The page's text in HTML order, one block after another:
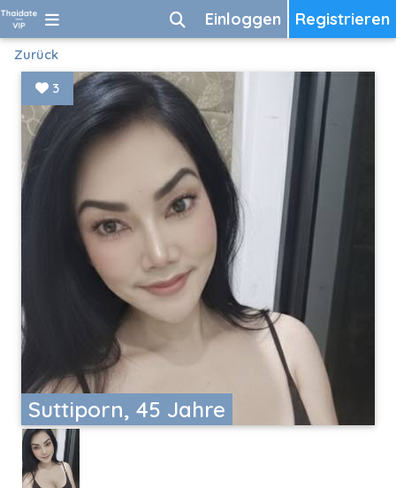
Registrieren
Einloggen
Zurück
Suttiporn, 45 Jahre
3